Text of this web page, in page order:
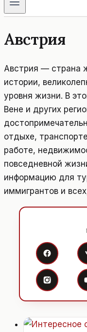
Австрия
Австрия — страна
истории,
уровня жизни. В
Вене и других
отдыхе,
работе,
повседневной
информацию для
иммигрантов и